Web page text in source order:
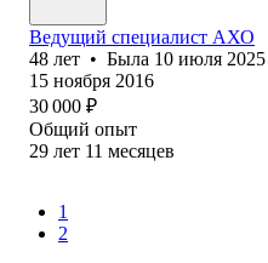
Ведущий специалист АХО
48 лет • Была 10 июля 2025
15 ноября 2016
30 000 ₽
Общий опыт
29 лет 11 месяцев
1
2